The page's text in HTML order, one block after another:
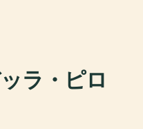
ラ・ピロ